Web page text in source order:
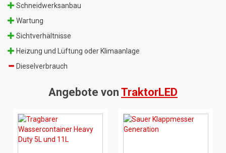
Schneidwerksanbau
Wartung
Sichtverhältnisse
Heizung und Lüftung oder Klimaanlage
Dieselverbrauch
Angebote von TraktorLED